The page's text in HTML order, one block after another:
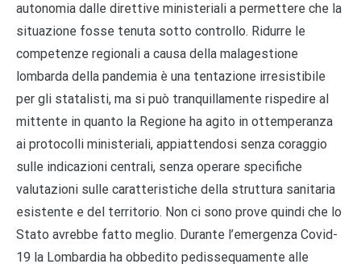
autonomia dalle direttive ministeriali a permettere che la
situazione fosse tenuta sotto controllo. Ridurre le
competenze regionali a causa della malagestione
lombarda della pandemia è una tentazione irresistibile
per gli statalisti, ma si può tranquillamente rispedire al
mittente in quanto la Regione ha agito in ottemperanza
ai protocolli ministeriali, appiattendosi senza coraggio
sulle indicazioni centrali, senza operare specifiche
valutazioni sulle caratteristiche della struttura sanitaria
esistente e del territorio. Non ci sono prove quindi che lo
Stato avrebbe fatto meglio. Durante l’emergenza Covid-
19 la Lombardia ha obbedito pedissequamente alle